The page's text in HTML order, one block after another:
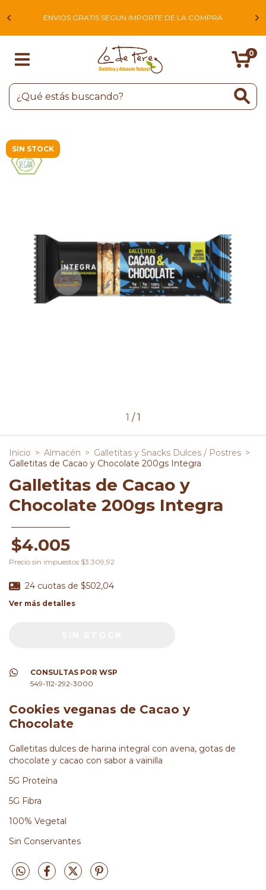
ENVIOS GRATIS SEGUN IMPORTE DE LA COMPRA
0
SIN STOCK
1 /1
Inicio > Almacén > Galletitas y Snacks Dulces / Postres >
Galletitas de Cacao y Chocolate 200gs Integra
Galletitas de Cacao y
Chocolate 200gs Integra
$4.005
Precio sin impuestos $3.309,92
24 cuotas de $502,04
Ver más detalles
CONSULTAS POR WSP
549-112-292-3000
Cookies veganas de Cacao y
Chocolate
Galletitas dulces de harina integral con avena, gotas de
chocolate y cacao con sabor a vainilla
5G Proteína
5G Fibra
100% Vegetal
Sin Conservantes